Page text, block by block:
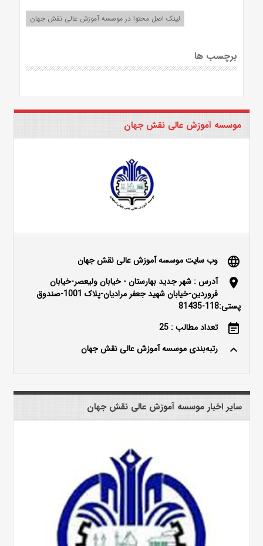
لینک اصل محتوا در موسسه آموزش عالی نقش جهان
برچسب ها
موسسه آموزش عالی نقش جهان
language وب سایت موسسه آموزش عالی نقش جهان
location_on
آدرس : شهر جدید بهارستان - خیابان ولیعصر-خیابان
فروردین-خیابان شهید جعفر مرادیان-پلاک 1001-صندوق
پستی:118-81435
event_note تعداد مطالب : 25
keyboard_arrow_up رتبه‌بندی موسسه آموزش عالی نقش جهان
سایر اخبار موسسه آموزش عالی نقش جهان